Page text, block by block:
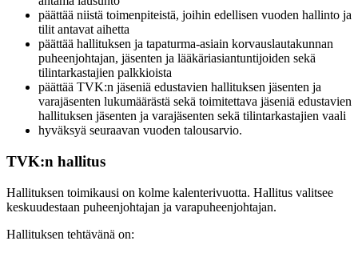
päättää niistä toimenpiteistä, joihin edellisen vuoden hallinto ja
tilit antavat aihetta
päättää hallituksen ja tapaturma-asiain korvauslautakunnan
puheenjohtajan, jäsenten ja lääkäriasiantuntijoiden sekä
tilintarkastajien palkkioista
päättää TVK:n jäseniä edustavien hallituksen jäsenten ja
varajäsenten lukumäärästä sekä toimitettava jäseniä edustavien
hallituksen jäsenten ja varajäsenten sekä tilintarkastajien vaali
hyväksyä seuraavan vuoden talousarvio.
TVK:n hallitus
Hallituksen toimikausi on kolme kalenterivuotta. Hallitus valitsee
keskuudestaan puheenjohtajan ja varapuheenjohtajan.
Hallituksen tehtävänä on: